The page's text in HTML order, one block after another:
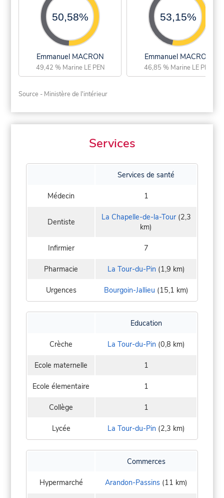
50,58%
Emmanuel MACRON
49,42 % Marine LE PEN
53,15%
Emmanuel MACRON
46,85 % Marine LE PEN
Source - Ministère de l'intérieur
Services
Services de santé
Médecin 1
Dentiste La Chapelle-de-la-Tour(2,3
km)
Infirmier 7
Pharmacie La Tour-du-Pin(1,9 km)
Urgences Bourgoin-Jallieu (15,1 km)
Education
Crèche La Tour-du-Pin(0,8 km)
Ecole maternelle 1
Ecole élementaire 1
Collège 1
Lycée La Tour-du-Pin(2,3 km)
Commerces
Hypermarché Arandon-Passins(11 km)